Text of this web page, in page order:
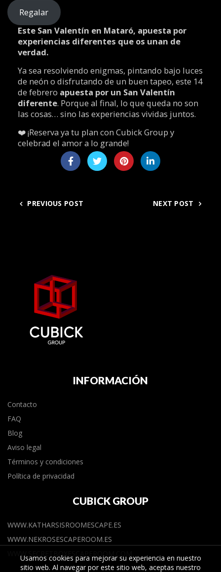
Regalar
Este San Valentín en Mataró, apuesta por
experiencias diferentes que os unan de
verdad.
Ya sea resolviendo enigmas, pintando bajo luces
de neón o disfrutando de un buen tapeo, este 14
de febrero apuesta por un San Valentín
diferente. Porque al final, lo que queda no son
las cosas… sino las experiencias vividas juntos.
❤️ ¡Reserva ya tu plan con Cubick Group y
celebrad el amor a lo grande!
PREVIOUS POST NEXT POST
INFORMACIÓN
Contacto
FAQ
Blog
Aviso legal
Términos y condiciones
Política de privacidad
CUBICK GROUP
WWW.KATHARSISROOMESCAPE.ES
WWW.NEKROSESCAPEROOM.ES
WWW.SECRETBOXESCAPEROOM.COM
Usamos cookies para mejorar su experiencia en nuestro
sitio web. Al navegar por este sitio web, aceptas nuestro